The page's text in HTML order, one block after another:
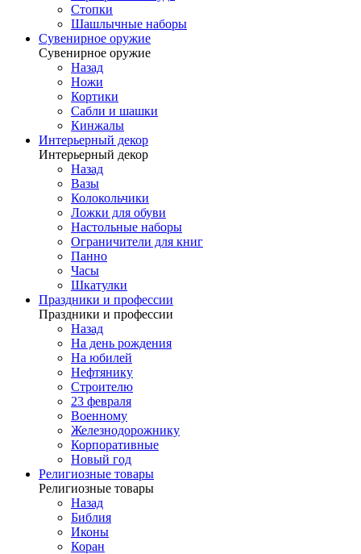
Стопки
Шашлычные наборы
Сувенирное оружие
Сувенирное оружие
Назад
Ножи
Кортики
Сабли и шашки
Кинжалы
Интерьерный декор
Интерьерный декор
Назад
Вазы
Колокольчики
Ложки для обуви
Настольные наборы
Ограничители для книг
Панно
Часы
Шкатулки
Праздники и профессии
Праздники и профессии
Назад
На день рождения
На юбилей
Нефтянику
Строителю
23 февраля
Военному
Железнодорожнику
Корпоративные
Новый год
Религиозные товары
Религиозные товары
Назад
Библия
Иконы
Коран